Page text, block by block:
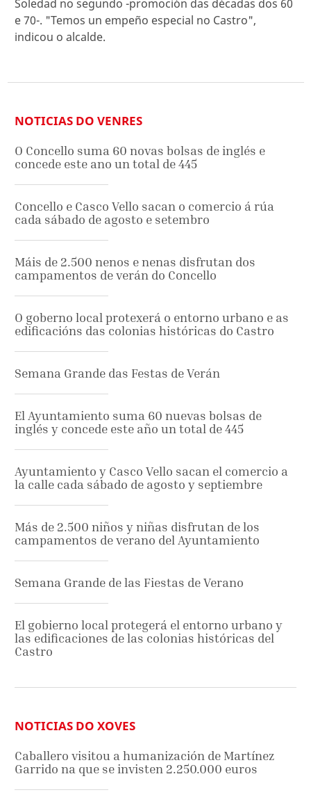
Soledad no segundo -promoción das décadas dos 60
e 70-. "Temos un empeño especial no Castro",
indicou o alcalde.
NOTICIAS DO VENRES
O Concello suma 60 novas bolsas de inglés e
concede este ano un total de 445
Concello e Casco Vello sacan o comercio á rúa
cada sábado de agosto e setembro
Máis de 2.500 nenos e nenas disfrutan dos
campamentos de verán do Concello
O goberno local protexerá o entorno urbano e as
edificacións das colonias históricas do Castro
Semana Grande das Festas de Verán
El Ayuntamiento suma 60 nuevas bolsas de
inglés y concede este año un total de 445
Ayuntamiento y Casco Vello sacan el comercio a
la calle cada sábado de agosto y septiembre
Más de 2.500 niños y niñas disfrutan de los
campamentos de verano del Ayuntamiento
Semana Grande de las Fiestas de Verano
El gobierno local protegerá el entorno urbano y
las edificaciones de las colonias históricas del
Castro
NOTICIAS DO XOVES
Caballero visitou a humanización de Martínez
Garrido na que se invisten 2.250.000 euros